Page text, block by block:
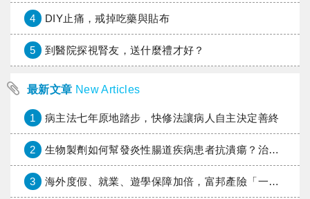
4 DIY止痛，戒掉吃藥與貼布
5 到醫院探視腎友，送什麼禮才好？
最新文章 New Articles
1 病主法七年原地踏步，快修法讓病人自主決定善終
2 生物製劑如何幫發炎性腸道疾病患者抗潰瘍？治療進展與健保給付困境一次看
3 海外度假、就業、遊學保障加倍，富邦產險「一期逐夢」專案加碼遠距醫療與緊急救援